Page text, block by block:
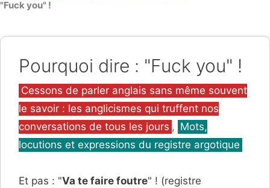
"Fuck you" !
Pourquoi dire : "Fuck you" !
Catégories
Cessons de parler anglais sans même souvent
le savoir : les anglicismes qui truffent nos
conversations de tous les jours , Mots,
locutions et expressions du registre argotique
Et pas : "Va te faire foutre" ! (registre